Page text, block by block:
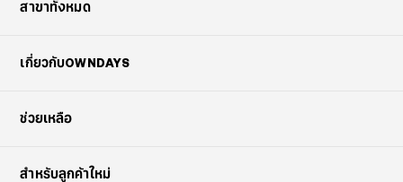
สาขาทั้งหมด
เกี่ยวกับOWNDAYS
ช่วยเหลือ
สำหรับลูกค้าใหม่